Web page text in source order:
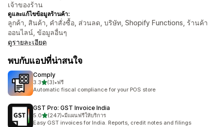
เจ้าของร้าน
ดูและแก้ไขข้อมูลร้านค้า:
ลูกค้า, สินค้า, คำสั่งซื้อ, ส่วนลด, บริษัท, Shopify Functions, ร้านค้า
ออนไลน์, ข้อมูลอื่นๆ
ดูรายละเอียด
พบกับแอปที่น่าสนใจ
Comply
3.3เต็ม 5 ดาว
(3)
ทั้งหมด 3 รีวิว
•ฟรี
Automatic fiscal compliance for your POS store
GST Pro: GST Invoice India
5.0เต็ม 5 ดาว
(247)
ทั้งหมด 247 รีวิว
•มีแผนฟรีให้บริการ
Easy GST invoices for India. Reports, credit notes and filings